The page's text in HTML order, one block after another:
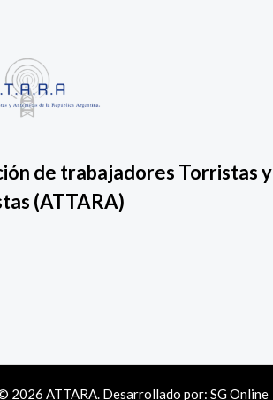
de trabajadores Torristas y
(ATTARA)
2026 ATTARA. Desarrollado por: SG Online